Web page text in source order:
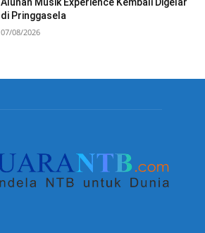
di Pringgasela
07/08/2026